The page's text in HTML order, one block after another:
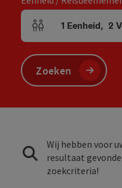
Aantal eenheden en
1 Eenheid, 2
Zoeken
Wij hebben voor
resultaat
zoekcriteria!